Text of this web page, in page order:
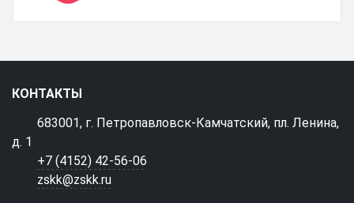
КОНТАКТЫ
683001, г. Петропавловск-Камчатский, пл. Ленина,
д. 1
+7 (4152) 42-56-06
zskk@zskk.ru